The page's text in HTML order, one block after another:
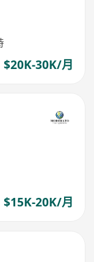
$20K-30K/月
$15K-20K/月